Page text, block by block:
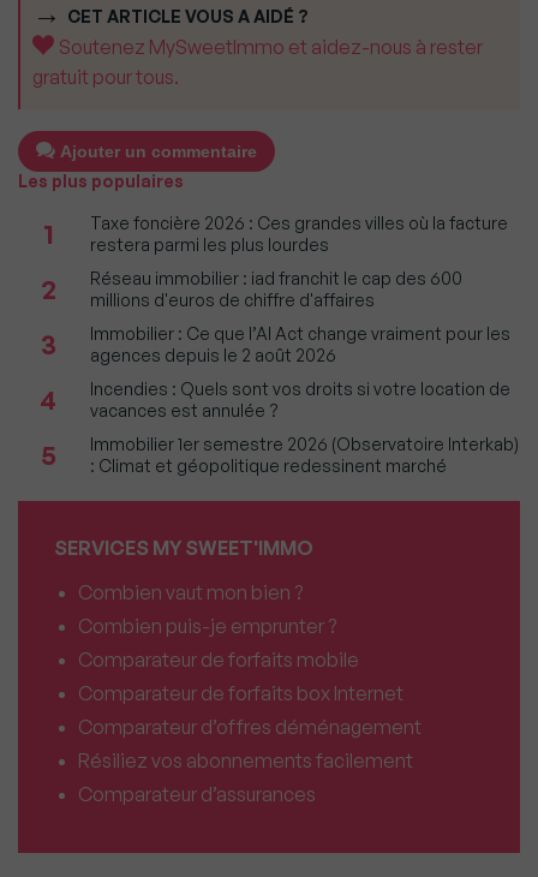
CET ARTICLE VOUS A AIDÉ ?
Soutenez MySweetImmo et aidez-nous à rester
gratuit pour tous.
Ajouter un commentaire
Les plus populaires
1
Taxe foncière 2026 : Ces grandes villes où la facture
restera parmi les plus lourdes
2
Réseau immobilier : iad franchit le cap des 600
millions d'euros de chiffre d'affaires
3
Immobilier : Ce que l’AI Act change vraiment pour les
agences depuis le 2 août 2026
4
Incendies : Quels sont vos droits si votre location de
vacances est annulée ?
5
Immobilier 1er semestre 2026 (Observatoire Interkab)
: Climat et géopolitique redessinent marché
SERVICES MY SWEET'IMMO
Combien vaut mon bien ?
Combien puis-je emprunter ?
Comparateur de forfaits mobile
Comparateur de forfaits box Internet
Comparateur d’offres déménagement
Résiliez vos abonnements facilement
Comparateur d’assurances